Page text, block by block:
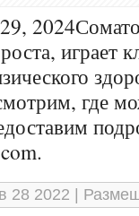
играет
где
28 2022 |